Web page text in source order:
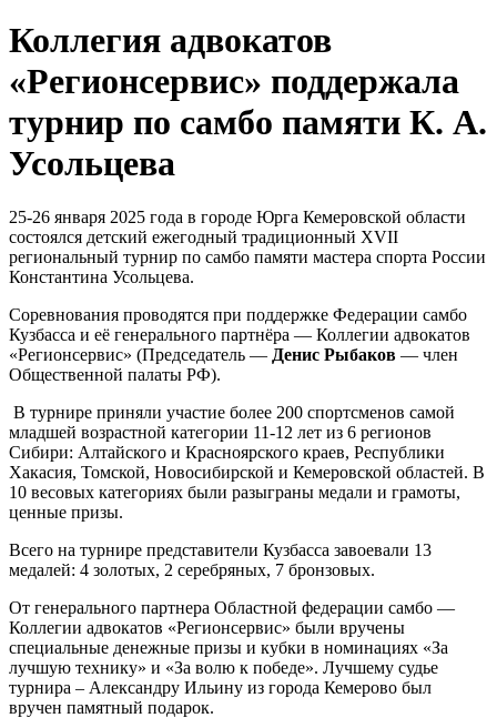
Коллегия адвокатов
«Регионсервис» поддержала
турнир по самбо памяти К. А.
Усольцева
25-26 января 2025 года в городе Юрга Кемеровской области
состоялся детский ежегодный традиционный XVII
региональный турнир по самбо памяти мастера спорта России
Константина Усольцева.
Соревнования проводятся при поддержке Федерации самбо
Кузбасса и её генерального партнёра — Коллегии адвокатов
«Регионсервис» (Председатель — Денис Рыбаков — член
Общественной палаты РФ).
В турнире приняли участие более 200 спортсменов самой
младшей возрастной категории 11-12 лет из 6 регионов
Сибири: Алтайского и Красноярского краев, Республики
Хакасия, Томской, Новосибирской и Кемеровской областей. В
10 весовых категориях были разыграны медали и грамоты,
ценные призы.
Всего на турнире представители Кузбасса завоевали 13
медалей: 4 золотых, 2 серебряных, 7 бронзовых.
От генерального партнера Областной федерации самбо —
Коллегии адвокатов «Регионсервис» были вручены
специальные денежные призы и кубки в номинациях «За
лучшую технику» и «За волю к победе». Лучшему судье
турнира – Александру Ильину из города Кемерово был
вручен памятный подарок.